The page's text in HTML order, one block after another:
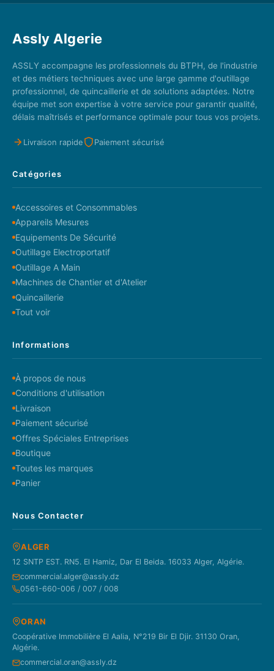
Assly Algerie
ASSLY accompagne les professionnels du BTPH, de l'industrie
et des métiers techniques avec une large gamme d'outillage
professionnel, de quincaillerie et de solutions adaptées. Notre
équipe met son expertise à votre service pour garantir qualité,
délais maîtrisés et performance optimale pour tous vos projets.
Livraison rapide Paiement sécurisé
Catégories
Accessoires et Consommables
Appareils Mesures
Equipements De Sécurité
Outillage Electroportatif
Outillage A Main
Machines de Chantier et d'Atelier
Quincaillerie
Tout voir
Informations
À propos de nous
Conditions d'utilisation
Livraison
Paiement sécurisé
Offres Spéciales Entreprises
Boutique
Toutes les marques
Panier
Nous Contacter
ALGER
12 SNTP EST. RN5. El Hamiz, Dar El Beida. 16033 Alger, Algérie.
commercial.alger@assly.dz
0561-660-006 / 007 / 008
ORAN
Coopérative Immobilière El Aalia, N°219 Bir El Djir. 31130 Oran,
Algérie.
commercial.oran@assly.dz